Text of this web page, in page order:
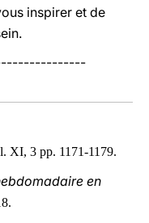
inspirer et de
XI, 3 pp. 1171-1179.
en